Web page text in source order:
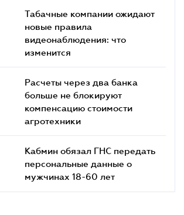
Табачные компании ожидают
новые правила
видеонаблюдения: что
изменится
Расчеты через два банка
больше не блокируют
компенсацию стоимости
агротехники
Кабмин обязал ГНС передать
персональные данные о
мужчинах 18-60 лет